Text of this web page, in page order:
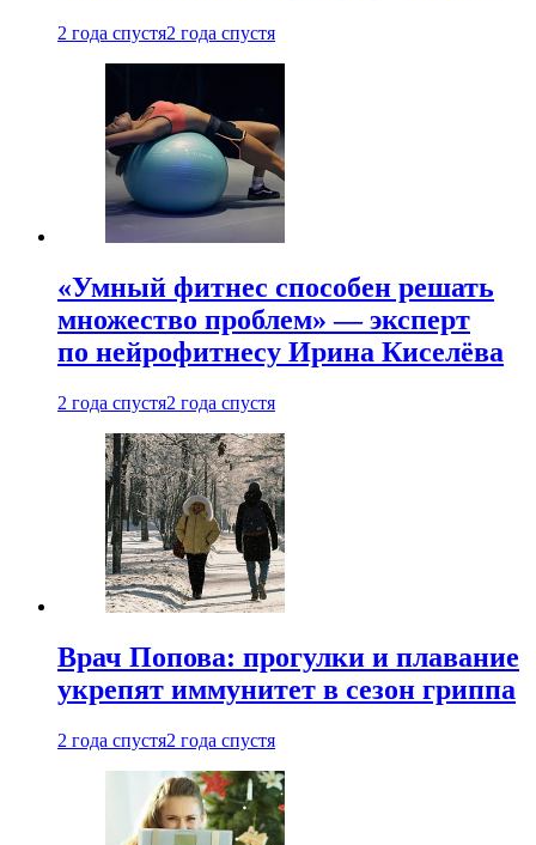
2 года спустя2 года спустя
«Умный фитнес способен решать
множество проблем» — эксперт
по нейрофитнесу Ирина Киселёва
2 года спустя2 года спустя
Врач Попова: прогулки и плавание
укрепят иммунитет в сезон гриппа
2 года спустя2 года спустя